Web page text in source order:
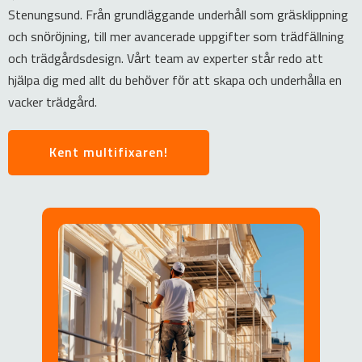
Stenungsund. Från grundläggande underhåll som gräsklippning
och snöröjning, till mer avancerade uppgifter som trädfällning
och trädgårdsdesign. Vårt team av experter står redo att
hjälpa dig med allt du behöver för att skapa och underhålla en
vacker trädgård.
Kent multifixaren!